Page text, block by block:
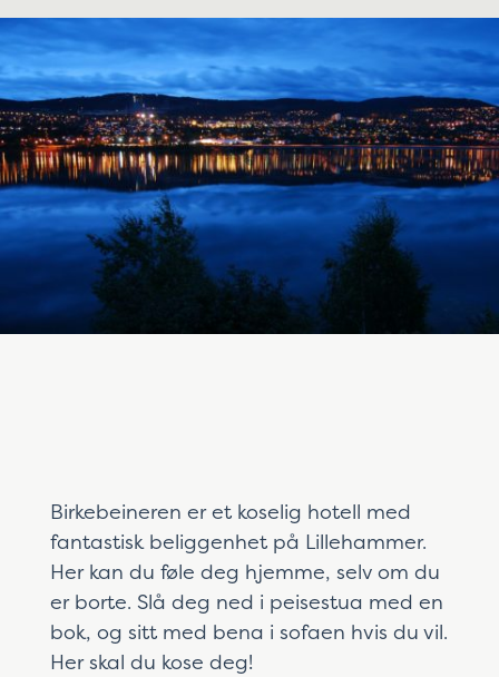
Birkebeineren er et koselig hotell med
fantastisk beliggenhet på Lillehammer.
Her kan du føle deg hjemme, selv om du
er borte. Slå deg ned i peisestua med en
bok, og sitt med bena i sofaen hvis du vil.
Her skal du kose deg!